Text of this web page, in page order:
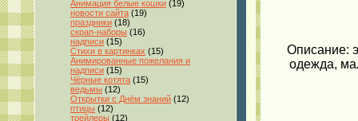
Анимация белые кошки (19)
новости сайта (19)
праздники (18)
скрап-наборы (16)
надписи (15)
Стихи в картинках (15)
Анимированные пожелания и
надписи (15)
Чёрные котята (15)
ведьмы (12)
Открытки с Днём знаний (12)
птицы (12)
трейлеры (12)
Описание:
одежда,